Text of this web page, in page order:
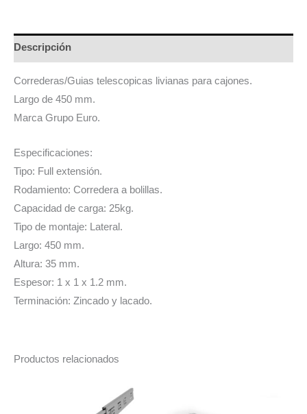
25
GRUPO
EURO
cantidad
Descripción
Correderas/Guias telescopicas livianas para cajones.
Largo de 450 mm.
Marca Grupo Euro.
Especificaciones:
Tipo: Full extensión.
Rodamiento: Corredera a bolillas.
Capacidad de carga: 25kg.
Tipo de montaje: Lateral.
Largo: 450 mm.
Altura: 35 mm.
Espesor: 1 x 1 x 1.2 mm.
Terminación: Zincado y lacado.
Productos relacionados